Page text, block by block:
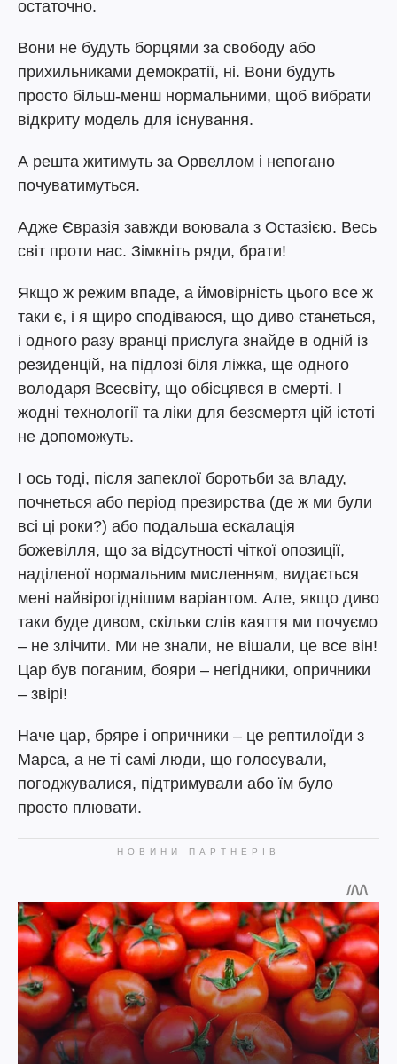
остаточно.
Вони не будуть борцями за свободу або
прихильниками демократії, ні. Вони будуть
просто більш-менш нормальними, щоб вибрати
відкриту модель для існування.
А решта житимуть за Орвеллом і непогано
почуватимуться.
Адже Євразія завжди воювала з Остазією. Весь
світ проти нас. Зімкніть ряди, брати!
Якщо ж режим впаде, а ймовірність цього все ж
таки є, і я щиро сподіваюся, що диво станеться,
і одного разу вранці прислуга знайде в одній із
резиденцій, на підлозі біля ліжка, ще одного
володаря Всесвіту, що обісцявся в смерті. І
жодні технології та ліки для безсмертя цій істоті
не допоможуть.
І ось тоді, після запеклої боротьби за владу,
почнеться або період презирства (де ж ми були
всі ці роки?) або подальша ескалація
божевілля, що за відсутності чіткої опозиції,
наділеної нормальним мисленням, видається
мені найвірогіднішим варіантом. Але, якщо диво
таки буде дивом, скільки слів каяття ми почуємо
– не злічити. Ми не знали, не вішали, це все він!
Цар був поганим, бояри – негідники, опричники
– звірі!
Наче цар, бряре і опричники – це рептилоїди з
Марса, а не ті самі люди, що голосували,
погоджувалися, підтримували або їм було
просто плювати.